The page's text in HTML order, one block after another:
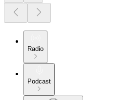
Radio
Podcast